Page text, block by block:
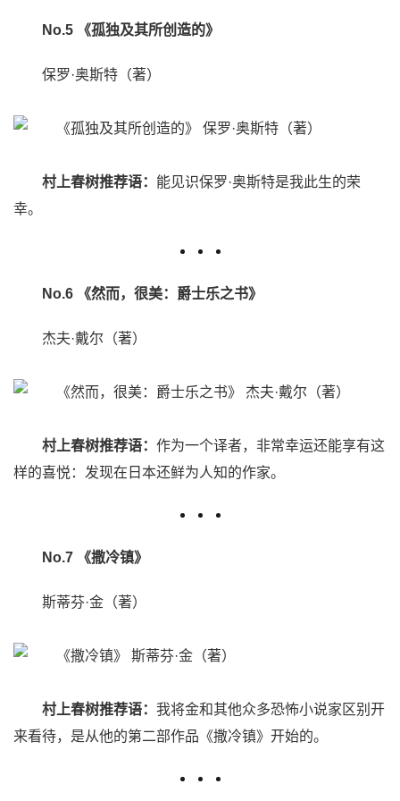
No.5 《孤独及其所创造的》
保罗·奥斯特（著）
村上春树推荐语： 能见识保罗·奥斯特是我此生的荣
幸。
No.6 《然而，很美：爵士乐之书》
杰夫·戴尔（著）
村上春树推荐语： 作为一个译者，非常幸运还能享有这
样的喜悦：发现在日本还鲜为人知的作家。
No.7 《撒冷镇》
斯蒂芬·金（著）
村上春树推荐语： 我将金和其他众多恐怖小说家区别开
来看待，是从他的第二部作品《撒冷镇》开始的。